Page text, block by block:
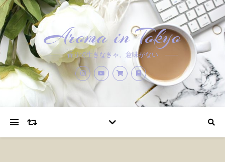
Aroma in Tokyo
香りで生きなきゃ、意味がない